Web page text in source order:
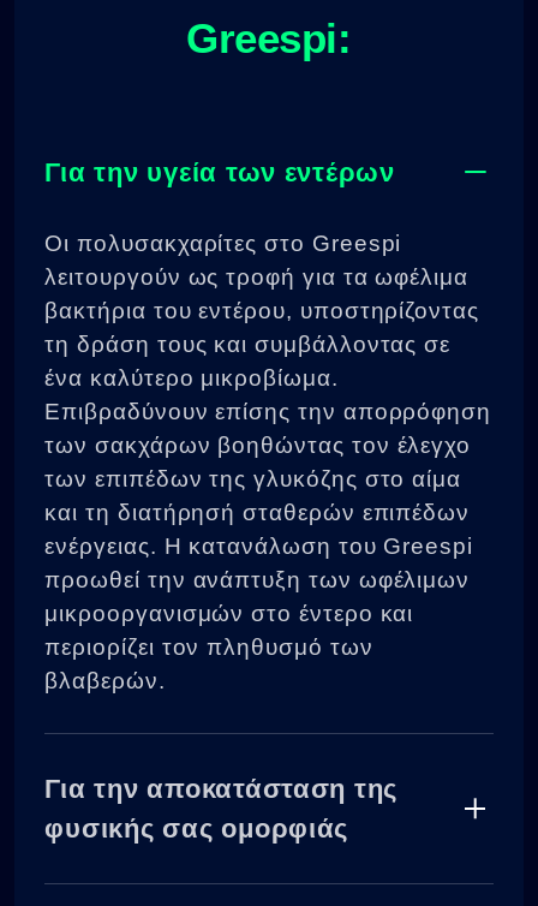
Greespi:
Για την υγεία των εντέρων
Οι πολυσακχαρίτες στο Greespi
λειτουργούν ως τροφή για τα ωφέλιμα
βακτήρια του εντέρου, υποστηρίζοντας
τη δράση τους και συμβάλλοντας σε
ένα καλύτερο μικροβίωμα.
Επιβραδύνουν επίσης την απορρόφηση
των σακχάρων βοηθώντας τον έλεγχο
των επιπέδων της γλυκόζης στο αίμα
και τη διατήρησή σταθερών επιπέδων
ενέργειας. Η κατανάλωση του Greespi
προωθεί την ανάπτυξη των ωφέλιμων
μικροοργανισμών στο έντερο και
περιορίζει τον πληθυσμό των
βλαβερών.
Για την αποκατάσταση της
φυσικής σας ομορφιάς